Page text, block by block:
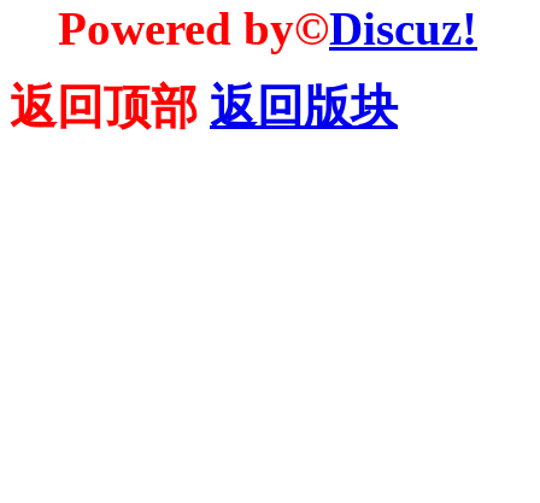
Powered by©Discuz!
返回顶部 返回版块